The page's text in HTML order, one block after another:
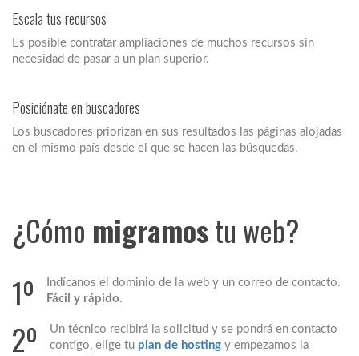
Escala tus recursos
Es posible contratar ampliaciones de muchos recursos sin
necesidad de pasar a un plan superior.
Posiciónate en buscadores
Los buscadores priorizan en sus resultados las páginas alojadas
en el mismo país desde el que se hacen las búsquedas.
¿Cómo migramostu web?
1º
Indícanos el dominio de la web y un correo de contacto.
Fácil y rápido.
2º
Un técnico recibirá la solicitud y se pondrá en contacto
contigo, elige tu plan de hosting y empezamos la